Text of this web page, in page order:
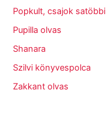
Popkult, csajok satöbbi
Pupilla olvas
Shanara
Szilvi könyvespolca
Zakkant olvas